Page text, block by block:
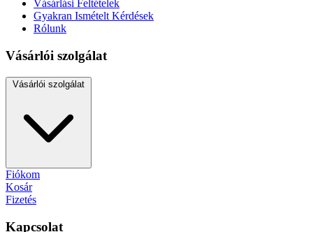
Vásárlási Feltételek
Gyakran Ismételt Kérdések
Rólunk
Vásárlói szolgálat
Vásárlói szolgálat
Fiókom
Kosár
Fizetés
Kapcsolat